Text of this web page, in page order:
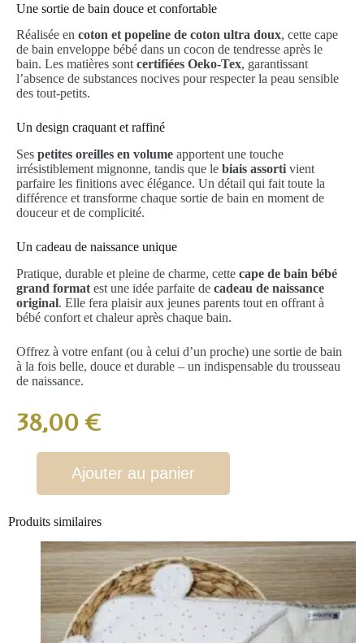
Une sortie de bain douce et confortable
Réalisée en coton et popeline de coton ultra doux, cette cape
de bain enveloppe bébé dans un cocon de tendresse après le
bain. Les matières sont certifiées Oeko-Tex, garantissant
l’absence de substances nocives pour respecter la peau sensible
des tout-petits.
Un design craquant et raffiné
Ses petites oreilles en volume apportent une touche
irrésistiblement mignonne, tandis que le biais assorti vient
parfaire les finitions avec élégance. Un détail qui fait toute la
différence et transforme chaque sortie de bain en moment de
douceur et de complicité.
Un cadeau de naissance unique
Pratique, durable et pleine de charme, cette cape de bain bébé
grand format est une idée parfaite de cadeau de naissance
original. Elle fera plaisir aux jeunes parents tout en offrant à
bébé confort et chaleur après chaque bain.
Offrez à votre enfant (ou à celui d’un proche) une sortie de bain
à la fois belle, douce et durable – un indispensable du trousseau
de naissance.
38,00€
Ajouter au panier
Produits similaires